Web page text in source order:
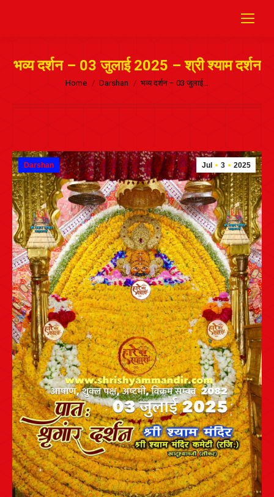
भव्य दर्शन – 03 जुलाई 2025 – श्री श्याम दर्शन
Home Darshan भव्य दर्शन – 03 जुलाई…
Jul 3 2025
Darshan